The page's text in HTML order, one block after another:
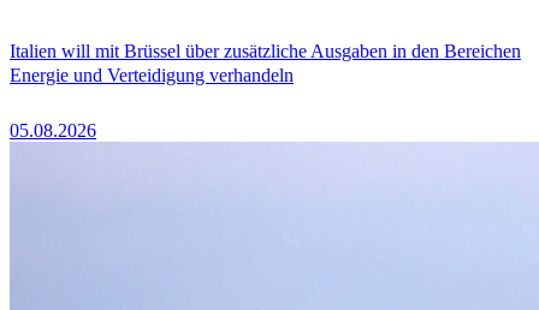
Italien will mit Brüssel über zusätzliche Ausgaben in den Bereichen
Energie und Verteidigung verhandeln
05.08.2026